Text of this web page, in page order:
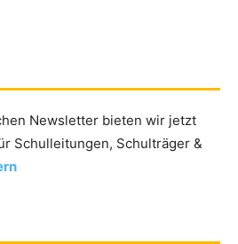
Newsletter bieten wir jetzt
Schulleitungen, Schulträger &